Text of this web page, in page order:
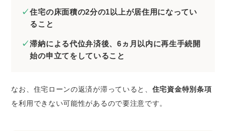
住宅の床面積の2分の1以上が居住用になってい
ること
滞納による代位弁済後、6ヵ月以内に再生手続開
始の申立てをしていること
なお、住宅ローンの返済が滞っていると、 住宅資金特別条項
を利用できない可能性があるので要注意です。